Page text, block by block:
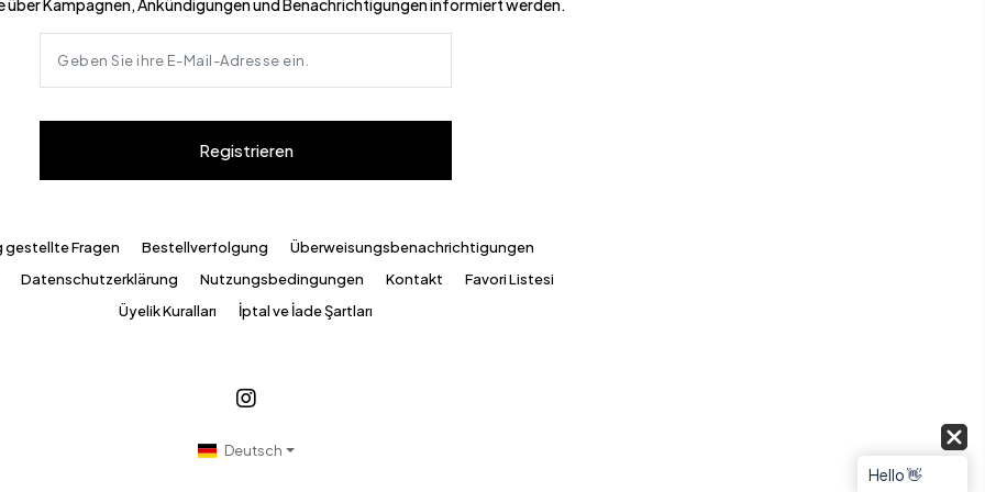
Registrieren
gestellte Fragen Bestellverfolgung
Überweisungsbenachrichtigungen
Datenschutzerklärung Nutzungsbedingungen Kontakt
Favori Listesi
Üyelik Kuralları
İptal ve İade Şartları
Deutsch
Hello 👋